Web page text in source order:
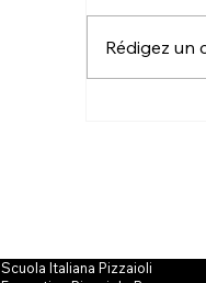
Rédigez un
Scuola Italiana Pizzaioli